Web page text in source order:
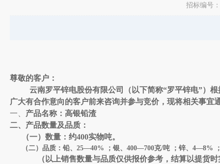
招标编号
尊敬的客户：
云南罗平锌电股份有限公司（以下简称“罗平锌电”）
广大有合作意向的客户前来咨询并参与竞价，现将相关事宜
一、 产品名称： 高银铅渣
二、产品数量及品质：
（一）数量：约400实物吨。
（二）品质：铅、 25—40% ；银、 400—700克/吨 ；锌、 4—8%
（ 以上销售数量与品质仅供报价参考，结算以提货